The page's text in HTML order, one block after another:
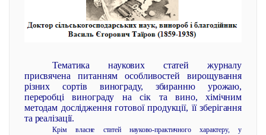
Тематика наукових статей журналу
присвячена питанням особливостей вирощування
різних сортів винограду, збиранню урожаю,
переробці винограду на сік та вино, хімічним
методам дослідження готової продукції, її зберігання
та реалізації.
Крім власне статей науково-практичного характеру, у